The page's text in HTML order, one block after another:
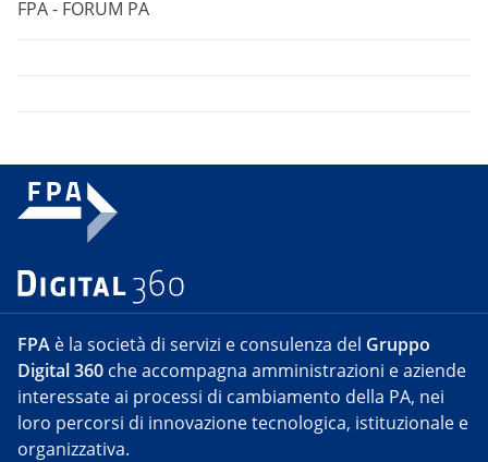
FPA - FORUM PA
FPA è la società di servizi e consulenza del Gruppo
Digital 360 che accompagna amministrazioni e aziende
interessate ai processi di cambiamento della PA, nei
loro percorsi di innovazione tecnologica, istituzionale e
organizzativa.